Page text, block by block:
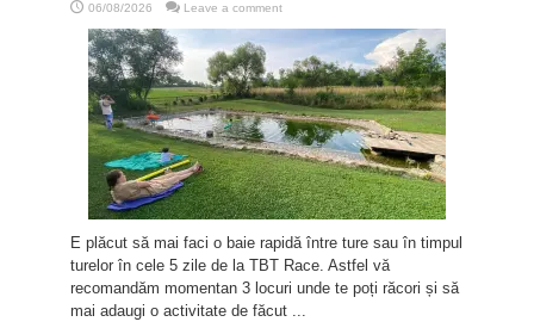
06/08/2026 Leave a comment
E plăcut să mai faci o baie rapidă între ture sau în timpul
turelor în cele 5 zile de la TBT Race. Astfel vă
recomandăm momentan 3 locuri unde te poți răcori și să
mai adaugi o activitate de făcut ...